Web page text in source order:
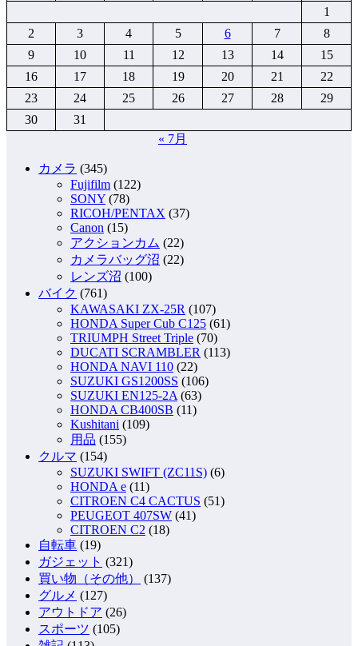
1
2
3 4 5 6 7
8
9
10 11 12 13 14
15
16
17 18 19 20 21
22
23
24 25 26 27 28
29
30
31
« 7月
カメラ (345)
Fujifilm (122)
SONY (78)
RICOH/PENTAX (37)
Canon (15)
アクションカム (22)
カメラバッグ沼 (22)
レンズ沼 (100)
バイク (761)
KAWASAKI ZX-25R (107)
HONDA Super Cub C125 (61)
TRIUMPH Street Triple (70)
DUCATI SCRAMBLER (113)
HONDA NAVI 110 (22)
SUZUKI GS1200SS (106)
SUZUKI EN125-2A (63)
HONDA CB400SB (11)
Kushitani (109)
用品 (155)
クルマ (154)
SUZUKI SWIFT (ZC11S) (6)
HONDA e (11)
CITROEN C4 CACTUS (51)
PEUGEOT 407SW (41)
CITROEN C2 (18)
自転車 (19)
ガジェット (321)
買い物（その他）
(137)
グルメ (127)
アウトドア (26)
スポーツ (105)